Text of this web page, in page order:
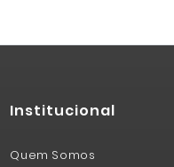
Institucional
Quem Somos